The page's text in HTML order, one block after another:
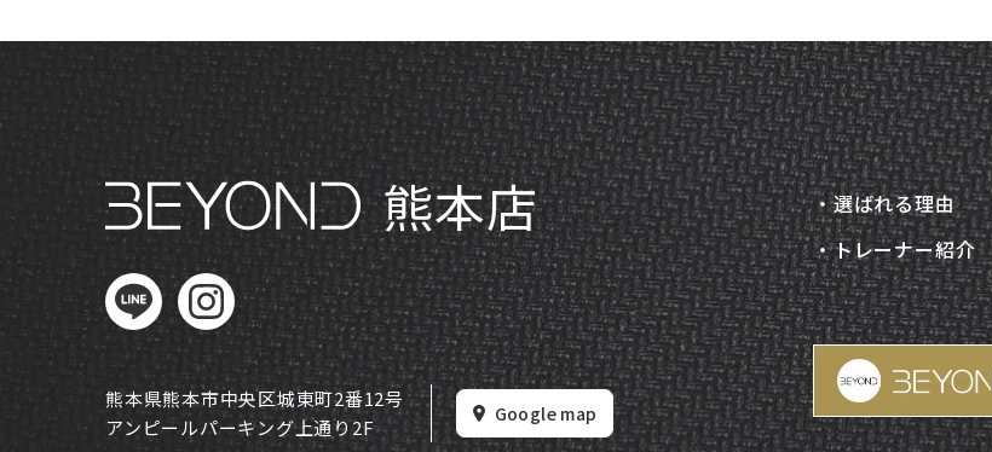
ゲ
ー
ョ
ン
熊本店
熊本県熊本市中央区城東町2番12号
アンピールパーキング上通り2F
Google map
・選ばれる理由
・トレーナー紹介